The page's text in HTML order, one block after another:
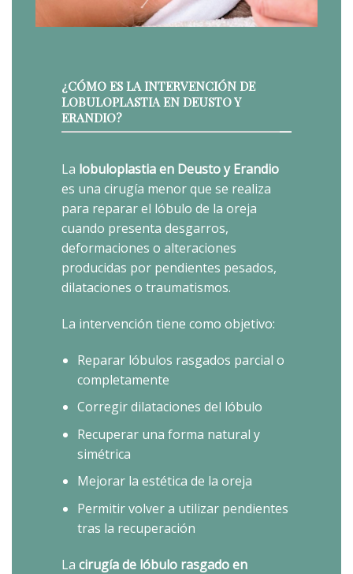
¿CÓMO ES LA INTERVENCIÓN DE
LOBULOPLASTIA EN DEUSTO Y
ERANDIO?
La lobuloplastia en Deusto y Erandio
es una cirugía menor que se realiza
para reparar el lóbulo de la oreja
cuando presenta desgarros,
deformaciones o alteraciones
producidas por pendientes pesados,
dilataciones o traumatismos.
La intervención tiene como objetivo:
Reparar lóbulos rasgados parcial o
completamente
Corregir dilataciones del lóbulo
Recuperar una forma natural y
simétrica
Mejorar la estética de la oreja
Permitir volver a utilizar pendientes
tras la recuperación
La cirugía de lóbulo rasgado en